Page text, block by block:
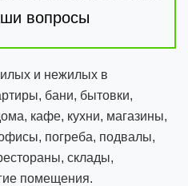
вопросы
и нежилых в
бани, бытовки,
кафе, кухни, магазины,
погреба, подвалы,
склады,
помещения.